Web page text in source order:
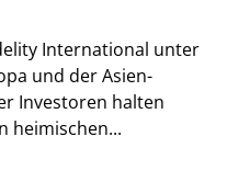
International unter
und der Asien-
Investoren halten
heimischen...